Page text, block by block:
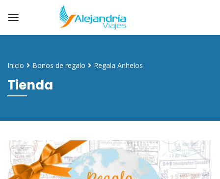
Inicio Bonos de regalo Regala Anhelos
Tienda